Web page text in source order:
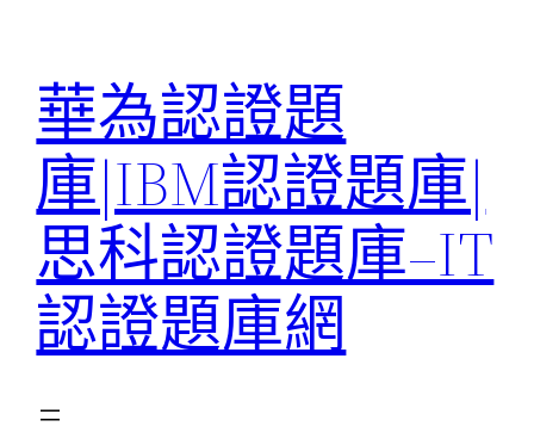
華為認證題
庫|IBM認證題庫|
思科認證題庫–IT
認證題庫網